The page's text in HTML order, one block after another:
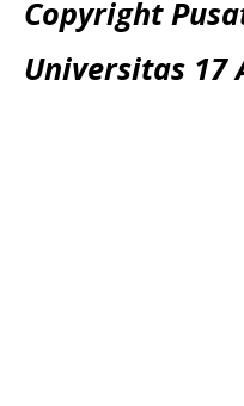
Copyright
Universitas 17